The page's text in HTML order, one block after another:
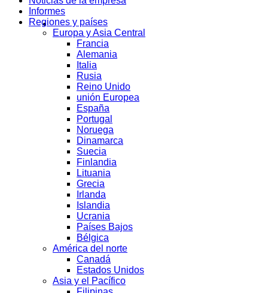
Informes
Regiones y países
Europa y Asia Central
Francia
Alemania
Italia
Rusia
Reino Unido
unión Europea
España
Portugal
Noruega
Dinamarca
Suecia
Finlandia
Lituania
Grecia
Irlanda
Islandia
Ucrania
Países Bajos
Bélgica
América del norte
Canadá
Estados Unidos
Asia y el Pacífico